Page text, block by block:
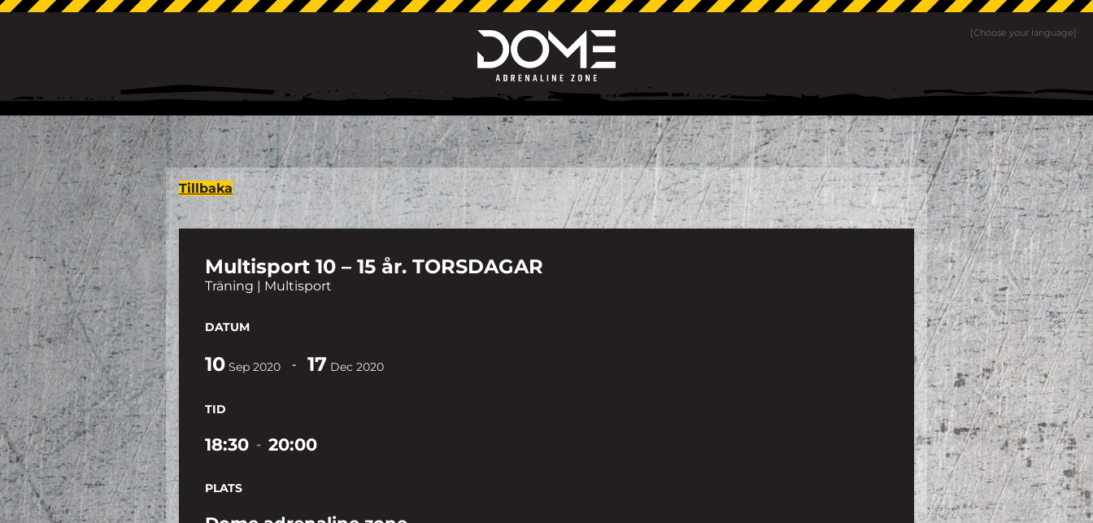
[Choose your language]
Tillbaka
Multisport 10 – 15 år. TORSDAGAR
Träning | Multisport
DATUM
10 Sep 2020 - 17 Dec 2020
TID
18:30 - 20:00
PLATS